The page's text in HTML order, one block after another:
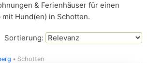
& Ferienhäuser für einen
Hund(en) in Schotten.
Sortierung:
Schotten